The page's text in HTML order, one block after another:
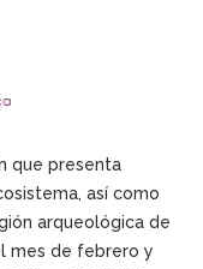
que presenta
así como
arqueológica de
mes de febrero y